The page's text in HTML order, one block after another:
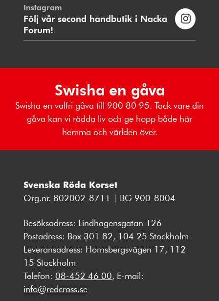
Instagram
Följ vår second handbutik i Nacka
Forum!
Swisha en gåva
Swisha en valfri gåva till 900 80 95. Tack vare din
gåva kan vi rädda liv och ge hopp både här
hemma och världen över.
Svenska Röda Korset
Org.nr. 802002-8711 | BG 900-8004
Besöksadress: Lindhagensgatan 126
Postadress: Box 301 82, 104 25 Stockholm
Leveransadress: Hornsbergsvägen 17, 112
15 Stockholm
Telefon: 08-452 46 00, E-mail:
info@redcross.se